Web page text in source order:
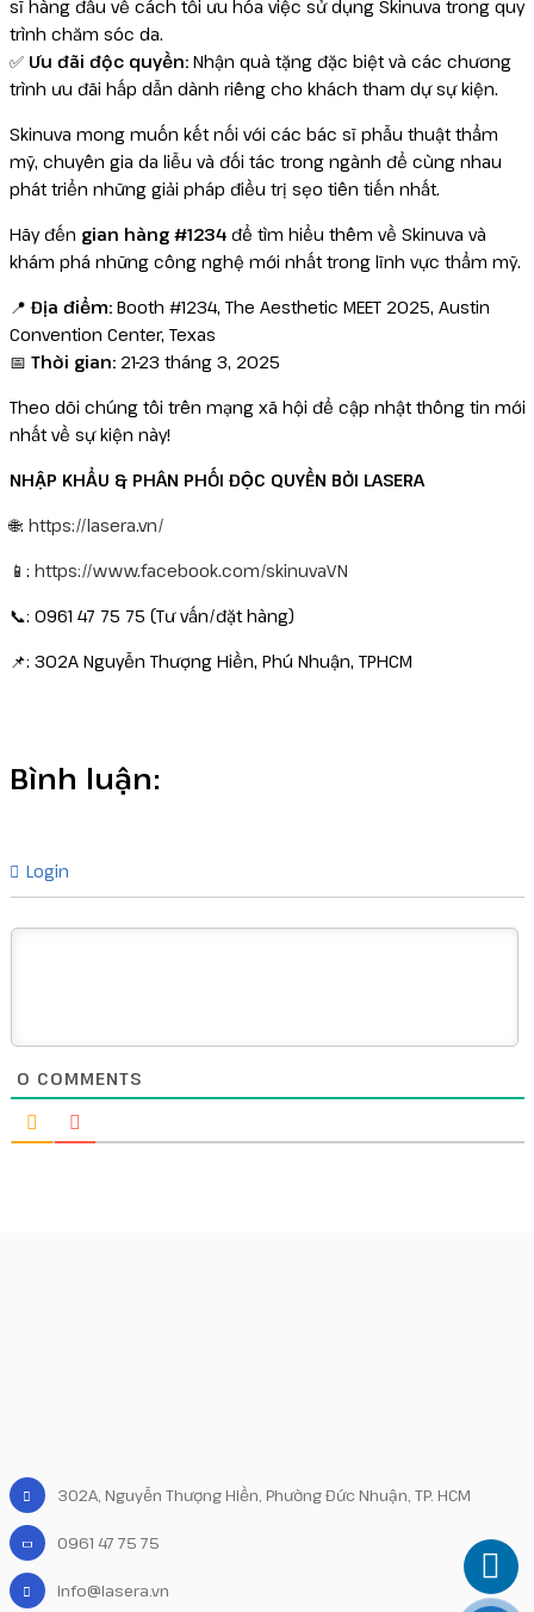
sĩ hàng đầu về cách tối ưu hóa việc sử dụng Skinuva trong quy
trình chăm sóc da.
✅ Ưu đãi độc quyền:Nhận quà tặng đặc biệt và các chương
trình ưu đãi hấp dẫn dành riêng cho khách tham dự sự kiện.
Skinuva mong muốn kết nối với các bác sĩ phẫu thuật thẩm
mỹ, chuyên gia da liễu và đối tác trong ngành để cùng nhau
phát triển những giải pháp điều trị sẹo tiên tiến nhất.
Hãy đến gian hàng #1234để tìm hiểu thêm về Skinuva và
khám phá những công nghệ mới nhất trong lĩnh vực thẩm mỹ.
📍Địa điểm:Booth #1234, The Aesthetic MEET 2025, Austin
Convention Center, Texas
📅 Thời gian:21-23 tháng 3, 2025
Theo dõi chúng tôi trên mạng xã hội để cập nhật thông tin mới
nhất về sự kiện này!
NHẬP KHẨU & PHÂN PHỐI ĐỘC QUYỀN BỞI LASERA
🌐: https://lasera.vn/
📱: https://www.facebook.com/skinuvaVN
📞: 0961 47 75 75 (Tư vấn/đặt hàng)
📌: 302A Nguyễn Thượng Hiền, Phú Nhuận, TPHCM
Bình luận:
Login
0 COMMENTS
302A, Nguyễn Thượng Hiền, Phường Đức Nhuận, TP. HCM
0961 47 75 75
info@lasera.vn